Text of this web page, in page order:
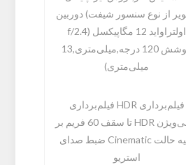
از نوع سنسور شیفت) دوربین
اولتراواید 12 مگاپیکسل (f/2.4
,پوشش 120 درجه‌,میلی‌متری,13
میلی‌متری)
فیلم‌برداری HDR فیلم‌برداری
دالبی‌ویژن HDR تا سقف 60 فریم بر
ثانیه حالت Cinematic ضبط صدای
استریو